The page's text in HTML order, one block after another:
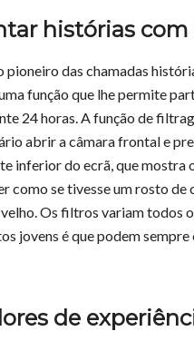
histórias
pioneiro das chamadas
função que lhe permite
24 horas. A função de
abrir a câmara frontal e
inferior do ecrã, que
como se tivesse um rosto de
Os filtros variam todos
jovens é que podem
de